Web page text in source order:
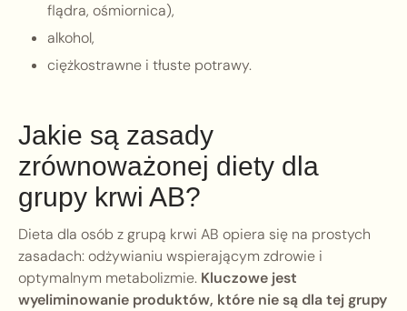
flądra, ośmiornica),
alkohol,
ciężkostrawne i tłuste potrawy.
Jakie są zasady
zrównoważonej diety dla
grupy krwi AB?
Dieta dla osób z grupą krwi AB opiera się na prostych
zasadach: odżywianiu wspierającym zdrowie i
optymalnym metabolizmie. Kluczowe jest
wyeliminowanie produktów, które nie są dla tej grupy